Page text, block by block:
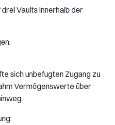
Vaults innerhalb der
sich unbefugten Zugang zu
Vermögenswerte über